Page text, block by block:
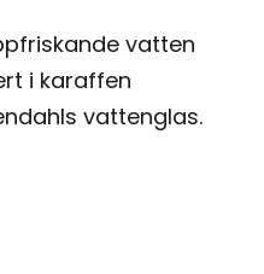
vatten
i karaffen
vattenglas.